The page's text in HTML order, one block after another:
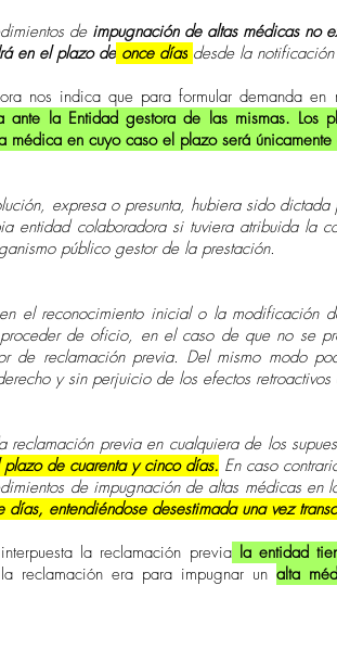
de impugnación de altas médicas no
en el plazo de once días desde la
nos indica que para formular demanda
ante la Entidad gestora de las mismas.
médica en cuyo caso el plazo será únicamente
expresa o presunta, hubiera sido
entidad colaboradora si tuviera atribuida la
público gestor de la prestación.
el reconocimiento inicial o la modificación
de oficio, en el caso de que no se
de reclamación previa. Del mismo modo
y sin perjuicio de los efectos
reclamación previa en cualquiera de los
de cuarenta y cinco días. En caso
de impugnación de altas médicas
días, entendiéndose desestimada una vez
la reclamación previala entidad
reclamación era para impugnar un alta